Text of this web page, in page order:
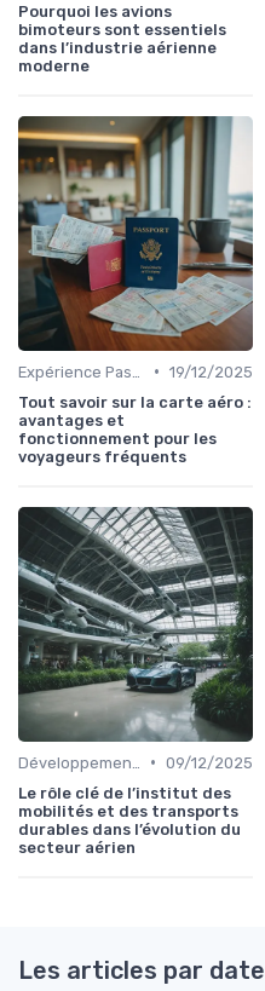
Pourquoi les avions
bimoteurs sont essentiels
dans l’industrie aérienne
moderne
• 19/12/2025
Tout savoir sur la carte aéro :
avantages et
fonctionnement pour les
voyageurs fréquents
• 09/12/2025
Le rôle clé de l’institut des
mobilités et des transports
durables dans l’évolution du
secteur aérien
Les articles par date